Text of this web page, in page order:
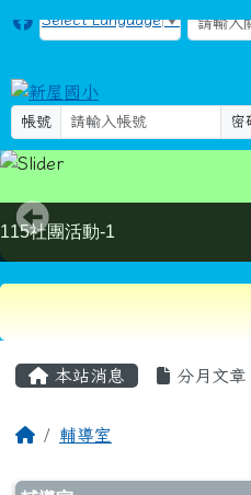
新屋國小
Select Language ▼
帳號 密
115社團活動-2
導覽列
主內容區域
人工智慧與全人樂玩的優勢
頁尾區域